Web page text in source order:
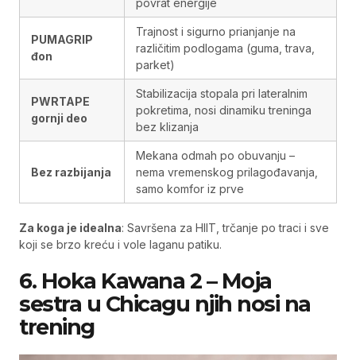
povrat energije
PUMAGRIP
đon
Trajnost i sigurno prianjanje na
različitim podlogama (guma, trava,
parket)
PWRTAPE
gornji deo
Stabilizacija stopala pri lateralnim
pokretima, nosi dinamiku treninga
bez klizanja
Bez razbijanja
Mekana odmah po obuvanju –
nema vremenskog prilagođavanja,
samo komfor iz prve
Za koga je idealna: Savršena za HIIT, trčanje po traci i sve
koji se brzo kreću i vole laganu patiku.
6. Hoka Kawana 2 – Moja
sestra u Chicagu njih nosi na
trening